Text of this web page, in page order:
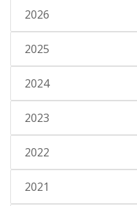
2026
2025
2024
2023
2022
2021